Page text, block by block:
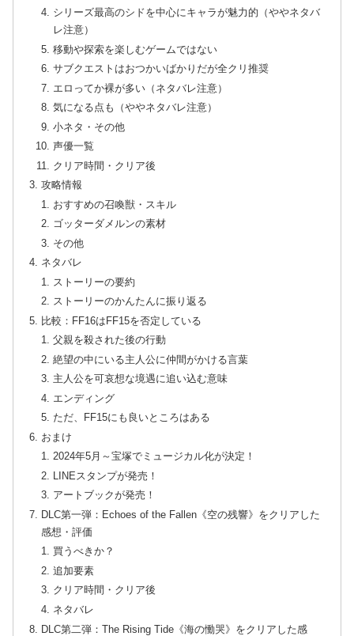
シリーズ最高のシドを中心にキャラが魅力的（ややネタバ
レ注意）
移動や探索を楽しむゲームではない
サブクエストはおつかいばかりだが全クリ推奨
エロってか裸が多い（ネタバレ注意）
気になる点も（ややネタバレ注意）
小ネタ・その他
声優一覧
クリア時間・クリア後
攻略情報
おすすめの召喚獣・スキル
ゴッターダメルンの素材
その他
ネタバレ
ストーリーの要約
ストーリーのかんたんに振り返る
比較：FF16はFF15を否定している
父親を殺された後の行動
絶望の中にいる主人公に仲間がかける言葉
主人公を可哀想な境遇に追い込む意味
エンディング
ただ、FF15にも良いところはある
おまけ
2024年5月～宝塚でミュージカル化が決定！
LINEスタンプが発売！
アートブックが発売！
DLC第一弾：Echoes of the Fallen《空の残響》をクリアした
感想・評価
買うべきか？
追加要素
クリア時間・クリア後
ネタバレ
DLC第二弾：The Rising Tide《海の慟哭》をクリアした感